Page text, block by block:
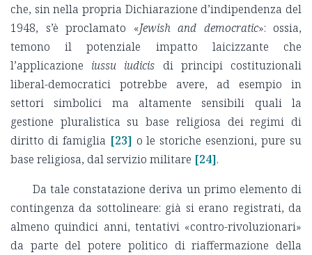
che, sin nella propria Dichiarazione d’indipendenza del
1948, s’è proclamato «Jewish and democratic»: ossia,
temono il potenziale impatto laicizzante che
l’applicazione iussu iudicis di principi costituzionali
liberal-democratici potrebbe avere, ad esempio in
settori simbolici ma altamente sensibili quali la
gestione pluralistica su base religiosa dei regimi di
diritto di famiglia [23] o le storiche esenzioni, pure su
base religiosa, dal servizio militare [24].
Da tale constatazione deriva un primo elemento di
contingenza da sottolineare: già si erano registrati, da
almeno quindici anni, tentativi «contro-rivoluzionari»
da parte del potere politico di riaffermazione della